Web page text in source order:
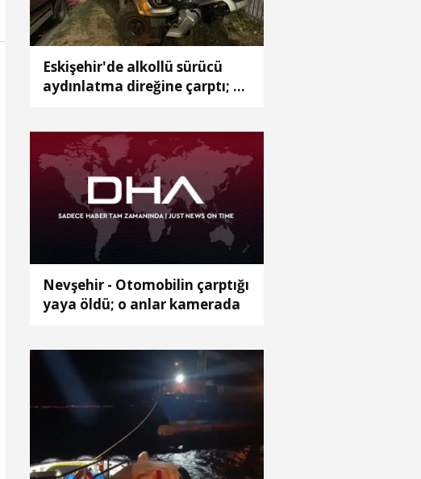
Eskişehir'de alkollü sürücü
aydınlatma direğine çarptı; 1
Nevşehir - Otomobilin çarptığı
yaya öldü; o anlar kamerada